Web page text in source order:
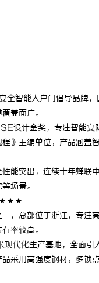
智能入户门倡导品牌，
盖面广。
计金奖，专注智能安
》主编单位，产品涵
突出，连续十年蝉联
场景。
总部位于浙江，专注
率较高。
化生产基地，全面引
用高强度钢材，多锁